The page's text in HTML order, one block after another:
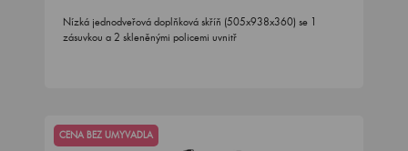
Nízká jednodveřová doplňková skříň (505x938x360) se 1
zásuvkou a 2 skleněnými policemi uvnitř
CENA BEZ UMYVADLA